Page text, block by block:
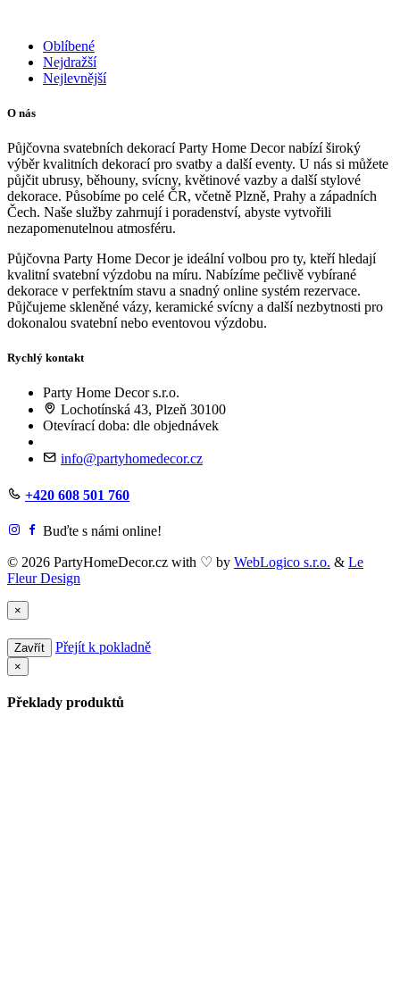
Oblíbené
Nejdražší
Nejlevnější
O nás
Půjčovna svatebních dekorací Party Home Decor nabízí široký
výběr kvalitních dekorací pro svatby a další eventy. U nás si můžete
půjčit ubrusy, běhouny, svícny, květinové vazby a další stylové
dekorace. Působíme po celé ČR, včetně Plzně, Prahy a západních
Čech. Naše služby zahrnují i poradenství, abyste vytvořili
nezapomenutelnou atmosféru.
Půjčovna Party Home Decor je ideální volbou pro ty, kteří hledají
kvalitní svatební výzdobu na míru. Nabízíme pečlivě vybírané
dekorace v perfektním stavu a snadný online systém rezervace.
Půjčujeme skleněné vázy, keramické svícny a další nezbytnosti pro
dokonalou svatební nebo eventovou výzdobu.
Rychlý kontakt
Party Home Decor s.r.o.
Lochotínská 43, Plzeň 30100
Otevírací doba: dle objednávek
info@partyhomedecor.cz
+420 608 501 760
Buďte s námi online!
© 2026 PartyHomeDecor.cz with ♡ by WebLogico s.r.o. & Le
Fleur Design
×
Zavřít Přejít k pokladně
×
Překlady produktů